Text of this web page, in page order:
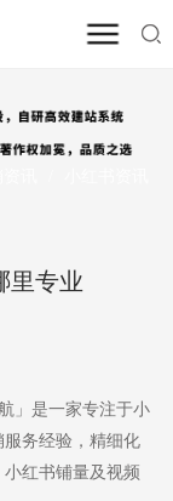
里专业
」是一家专注于小
务经验，精细化
红书铺量及视频